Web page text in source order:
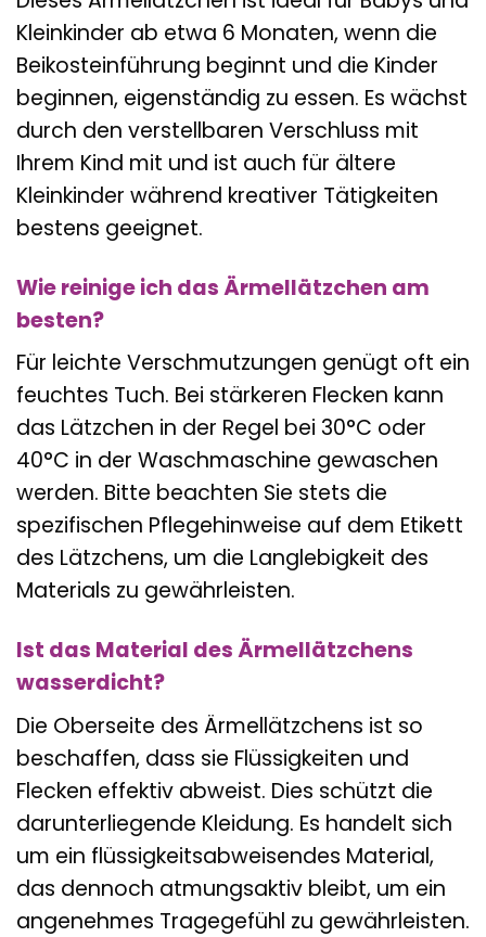
Kleinkinder ab etwa 6 Monaten, wenn die
Beikosteinführung beginnt und die Kinder
beginnen, eigenständig zu essen. Es wächst
durch den verstellbaren Verschluss mit
Ihrem Kind mit und ist auch für ältere
Kleinkinder während kreativer Tätigkeiten
bestens geeignet.
Wie reinige ich das Ärmellätzchen am
besten?
Für leichte Verschmutzungen genügt oft ein
feuchtes Tuch. Bei stärkeren Flecken kann
das Lätzchen in der Regel bei 30°C oder
40°C in der Waschmaschine gewaschen
werden. Bitte beachten Sie stets die
spezifischen Pflegehinweise auf dem Etikett
des Lätzchens, um die Langlebigkeit des
Materials zu gewährleisten.
Ist das Material des Ärmellätzchens
wasserdicht?
Die Oberseite des Ärmellätzchens ist so
beschaffen, dass sie Flüssigkeiten und
Flecken effektiv abweist. Dies schützt die
darunterliegende Kleidung. Es handelt sich
um ein flüssigkeitsabweisendes Material,
das dennoch atmungsaktiv bleibt, um ein
angenehmes Tragegefühl zu gewährleisten.